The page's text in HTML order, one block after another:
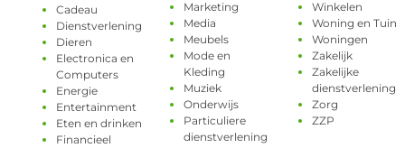
Cadeau
Dienstverlening
Dieren
Electronica en
Computers
Energie
Entertainment
Eten en drinken
Financieel
Marketing
Media
Meubels
Mode en
Kleding
Muziek
Onderwijs
Particuliere
dienstverlening
Winkelen
Woning en Tuin
Woningen
Zakelijk
Zakelijke
dienstverlening
Zorg
ZZP